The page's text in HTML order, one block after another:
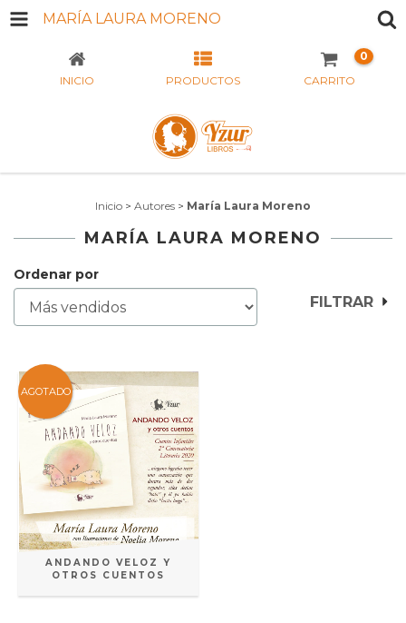
MARÍA LAURA MORENO
INICIO PRODUCTOS CARRITO
0
Inicio > Autores > María Laura Moreno
MARÍA LAURA MORENO
Ordenar por
FILTRAR
AGOTADO
ANDANDO VELOZ Y
OTROS CUENTOS